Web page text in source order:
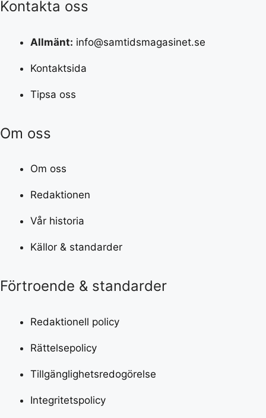
Kontakta oss
Allmänt: info@samtidsmagasinet.se
Kontaktsida
Tipsa oss
Om oss
Om oss
Redaktionen
Vår historia
Källor & standarder
Förtroende & standarder
Redaktionell policy
Rättelsepolicy
Tillgänglighetsredogörelse
Integritetspolicy